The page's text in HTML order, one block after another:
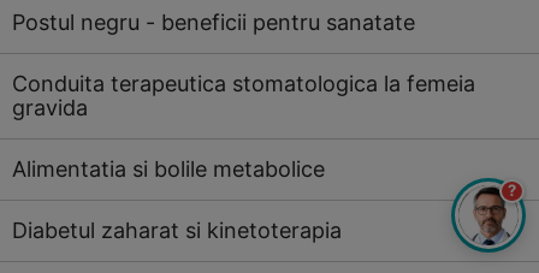
Postul negru - beneficii pentru sanatate
Conduita terapeutica stomatologica la femeia
gravida
Alimentatia si bolile metabolice
Diabetul zaharat si kinetoterapia
?